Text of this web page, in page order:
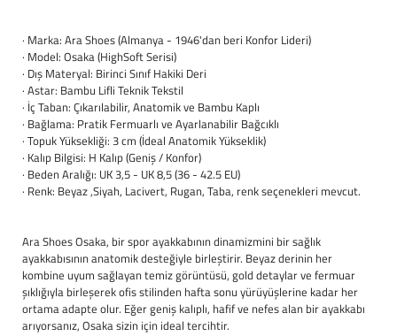
· Marka: Ara Shoes (Almanya - 1946'dan beri Konfor Lideri)
· Model: Osaka (HighSoft Serisi)
· Dış Materyal: Birinci Sınıf Hakiki Deri
· Astar: Bambu Lifli Teknik Tekstil
· İç Taban: Çıkarılabilir, Anatomik ve Bambu Kaplı
· Bağlama: Pratik Fermuarlı ve Ayarlanabilir Bağcıklı
· Topuk Yüksekliği: 3 cm (İdeal Anatomik Yükseklik)
· Kalıp Bilgisi: H Kalıp (Geniş / Konfor)
· Beden Aralığı: UK 3,5 - UK 8,5 (36 - 42.5 EU)
· Renk: Beyaz ,Siyah, Lacivert, Rugan, Taba, renk seçenekleri mevcut.
Ara Shoes Osaka, bir spor ayakkabının dinamizmini bir sağlık
ayakkabısının anatomik desteğiyle birleştirir. Beyaz derinin her
kombine uyum sağlayan temiz görüntüsü, gold detaylar ve fermuar
şıklığıyla birleşerek ofis stilinden hafta sonu yürüyüşlerine kadar her
ortama adapte olur. Eğer geniş kalıplı, hafif ve nefes alan bir ayakkabı
arıyorsanız, Osaka sizin için ideal tercihtir.